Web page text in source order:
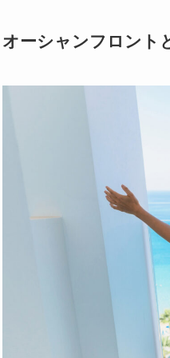
オーシャンフロント